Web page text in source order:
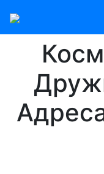
Главная